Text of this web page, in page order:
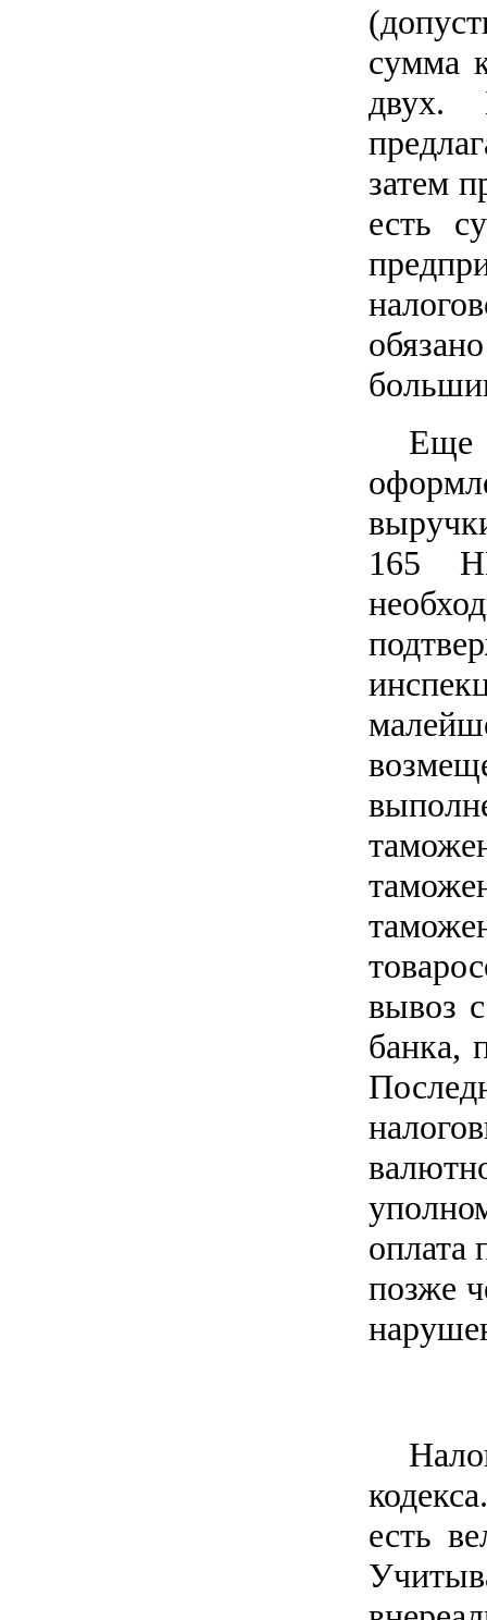
сумма
двух.
затем
есть
Еще
165
вывоз
банка,
оплата
позже
есть